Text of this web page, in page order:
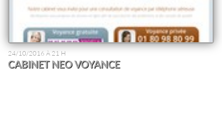
24/10/2016 À 21 H
CABINET NEO VOYANCE